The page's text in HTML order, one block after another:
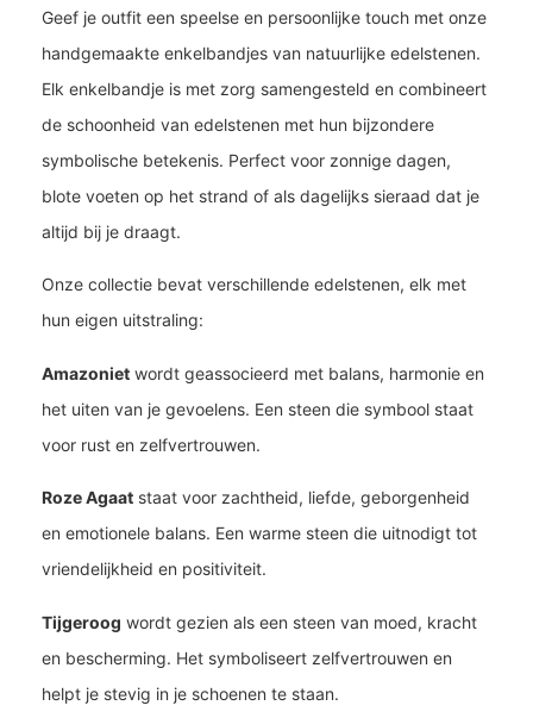
Geef je outfit een speelse en persoonlijke touch met onze
handgemaakte enkelbandjes van natuurlijke edelstenen.
Elk enkelbandje is met zorg samengesteld en combineert
de schoonheid van edelstenen met hun bijzondere
symbolische betekenis. Perfect voor zonnige dagen,
blote voeten op het strand of als dagelijks sieraad dat je
altijd bij je draagt.
Onze collectie bevat verschillende edelstenen, elk met
hun eigen uitstraling:
Amazoniet wordt geassocieerd met balans, harmonie en
het uiten van je gevoelens. Een steen die symbool staat
voor rust en zelfvertrouwen.
Roze Agaat staat voor zachtheid, liefde, geborgenheid
en emotionele balans. Een warme steen die uitnodigt tot
vriendelijkheid en positiviteit.
Tijgeroog wordt gezien als een steen van moed, kracht
en bescherming. Het symboliseert zelfvertrouwen en
helpt je stevig in je schoenen te staan.